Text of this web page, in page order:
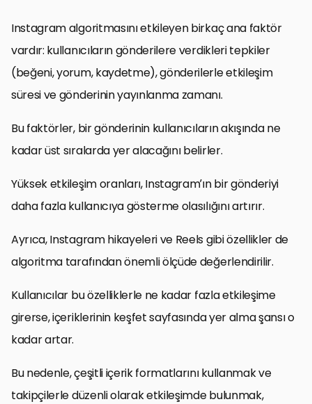
Instagram algoritmasını etkileyen birkaç ana faktör
vardır: kullanıcıların gönderilere verdikleri tepkiler
(beğeni, yorum, kaydetme), gönderilerle etkileşim
süresi ve gönderinin yayınlanma zamanı.
Bu faktörler, bir gönderinin kullanıcıların akışında ne
kadar üst sıralarda yer alacağını belirler.
Yüksek etkileşim oranları, Instagram’ın bir gönderiyi
daha fazla kullanıcıya gösterme olasılığını artırır.
Ayrıca, Instagram hikayeleri ve Reels gibi özellikler de
algoritma tarafından önemli ölçüde değerlendirilir.
Kullanıcılar bu özelliklerle ne kadar fazla etkileşime
girerse, içeriklerinin keşfet sayfasında yer alma şansı o
kadar artar.
Bu nedenle, çeşitli içerik formatlarını kullanmak ve
takipçilerle düzenli olarak etkileşimde bulunmak,